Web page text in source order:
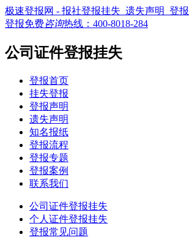
极速登报网 - 报社登报挂失_遗失声明_登
登报免费咨询热线： 400-8018-284
公司证件登报挂失
登报首页
挂失登报
登报声明
遗失声明
知名报纸
登报流程
登报专题
登报案例
联系我们
公司证件登报挂失
个人证件登报挂失
登报常见问题